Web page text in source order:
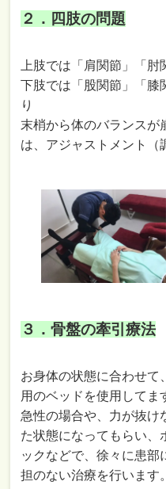
２．四肢の問題
上肢では「肩関節」「肘
下肢では「股関節」「膝
り
末梢から体のバランスが
は、アジャストメント（
３．骨盤の牽引療法
お身体の状態に合わせて
用のベッドを使用してま
急性の場合や、力が抜け
た状態になってもらい、
ックなどで、徐々に患部
担のない治療を行います。